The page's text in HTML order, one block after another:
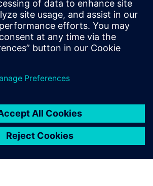
strojů stále větší vliv. Z tohoto
kódu běžícího na virtuálních
vysokých úspor času a
strojů probíhají veškeré validace
prostředí s ohledem na